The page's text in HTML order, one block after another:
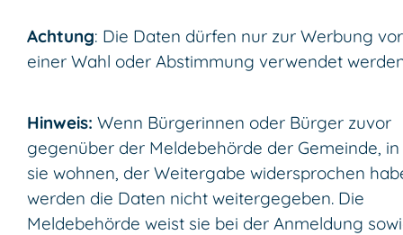
Achtung: Die Daten dürfen nur zur Werbung vor
einer Wahl oder Abstimmung verwendet
Hinweis: Wenn Bürgerinnen oder Bürger zuvor
gegenüber der Meldebehörde der Gemeinde,
sie wohnen, der Weitergabe widersprochen
werden die Daten nicht weitergegeben. Die
Meldebehörde weist sie bei der Anmeldung